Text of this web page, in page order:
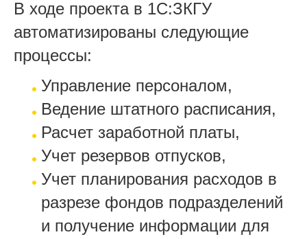
В ходе проекта в 1С:ЗКГУ
автоматизированы следующие
процессы:
Управление персоналом,
Ведение штатного расписания,
Расчет заработной платы,
Учет резервов отпусков,
Учет планирования расходов в
разрезе фондов подразделений
и получение информации для